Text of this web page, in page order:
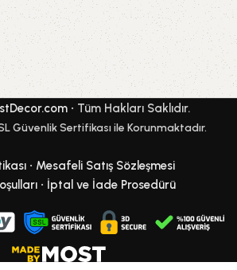
• Tüm Hakları Saklıdır.
Güvenlik Sertifikası ile Korunmaktadır.
• Mesafeli Satış Sözleşmesi
• İptal ve İade Prosedürü